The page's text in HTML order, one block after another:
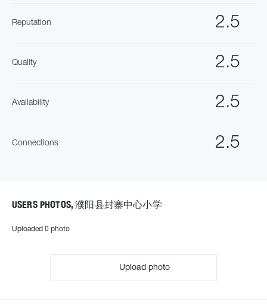
2.5
Reputation
2.5
Quality
2.5
Availability
2.5
Connections
USERS PHOTOS, 濮阳县封寨中心小学
Uploaded 0 photo
Upload photo